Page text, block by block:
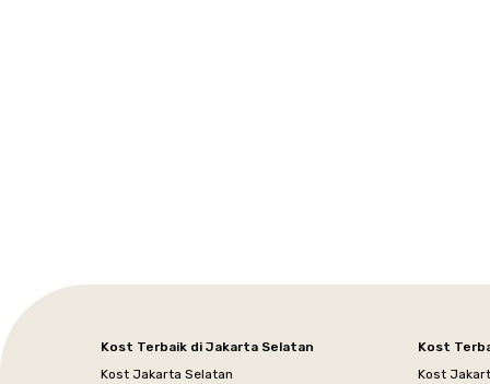
Kost Terbaik di Jakarta Selatan
Kost Jakarta Selatan
Kost
Kost